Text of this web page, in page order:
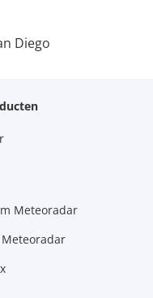
Diego
Meteoradar
Meteoradar